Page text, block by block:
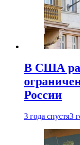
В США
России
3 года спустя3